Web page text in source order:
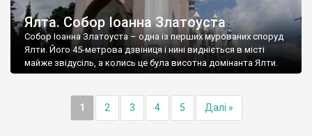
Ялта. Собор Іоанна Златоуста
Собор Іоанна Златоуста – одна із перших мурованих споруд
Ялти. Його 45-метрова дзвіниця і нині видніється в місті
майже звідусіль, а колись це була висотна домінанта Ялти.
1 2 3 4 5 Далі »